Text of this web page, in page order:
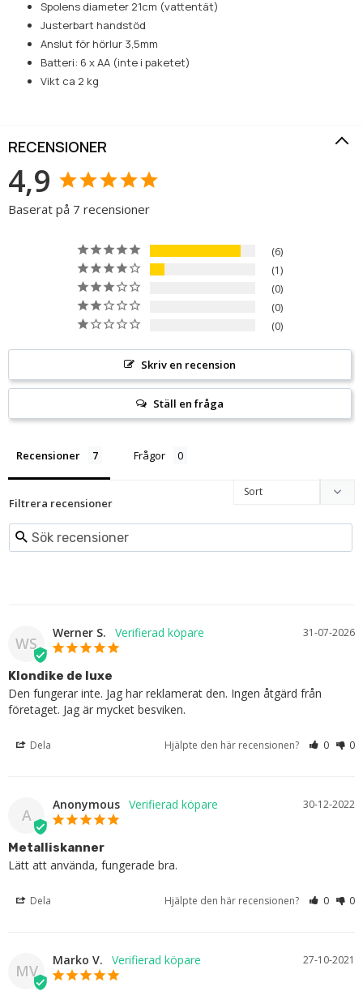
Spolens diameter 21cm (vattentät)
Justerbart handstöd
Anslut för hörlur 3,5mm
Batteri: 6 x AA (inte i paketet)
Vikt ca 2 kg
RECENSIONER
4,9
Baserat på 7 recensioner
6
1
0
0
0
Skriv en recension
Ställ en fråga
Recensioner Frågor
Filtrera recensioner
WS
31-07-2026
Werner S.
Klondike de luxe
Den fungerar inte. Jag har reklamerat den. Ingen åtgärd från
företaget. Jag är mycket besviken.
Dela Hjälpte den här recensionen? 0 0
A
30-12-2022
Anonymous
Metalliskanner
Lätt att använda, fungerade bra.
Dela Hjälpte den här recensionen? 0 0
MV
27-10-2021
Marko V.